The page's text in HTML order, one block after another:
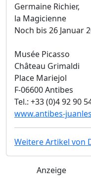
Germaine Richier,
la Magicienne
Noch bis 26 Januar
Musée Picasso
Château Grimaldi
Place Mariejol
F-06600 Antibes
Tel.: +33 (0)4 92 90
www.antibes-
Weitere Artikel von
Anzeige